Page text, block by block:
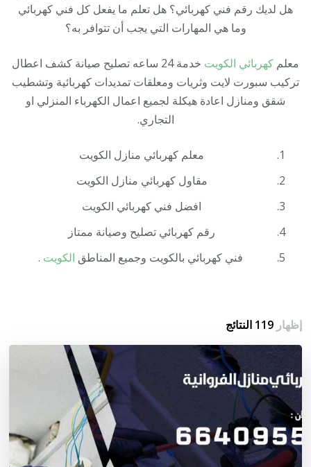
هل لديك رقم فني كهربائي؟ هل تعلم ما يفعل كل فني كهربائي
وما هي المهارات التي يجب أن تتوافر به؟
معلم كهربائي الكويت
خدمة 24 ساعه تصليح صيانة كشف اعطال
تركيب سبورت لايت وثريات ومعلقات تمديدات كهربائية وتشطيب
شقق ومنازل اعادة هيكلة لجميع اعمال الكهرباء المنزلي او
التجاري.
معلم كهربائي منازل الكويت
مقاول كهربائي منازل الكويت
افضل فني كهربائي الكويت
رقم كهربائي تصليح وصيانة ممتاز
فني كهربائي بالكويت وجميع المناطق الكويت .
إظهار119 النتائج